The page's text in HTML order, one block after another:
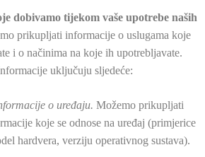
dobivamo tijekom vaše upotrebe naših
prikupljati informacije o uslugama koje
i o načinima na koje ih upotrebljavate.
uključuju sljedeće:
o uređaju. Možemo prikupljati
koje se odnose na uređaj (primjerice
hardvera, verziju operativnog sustava).